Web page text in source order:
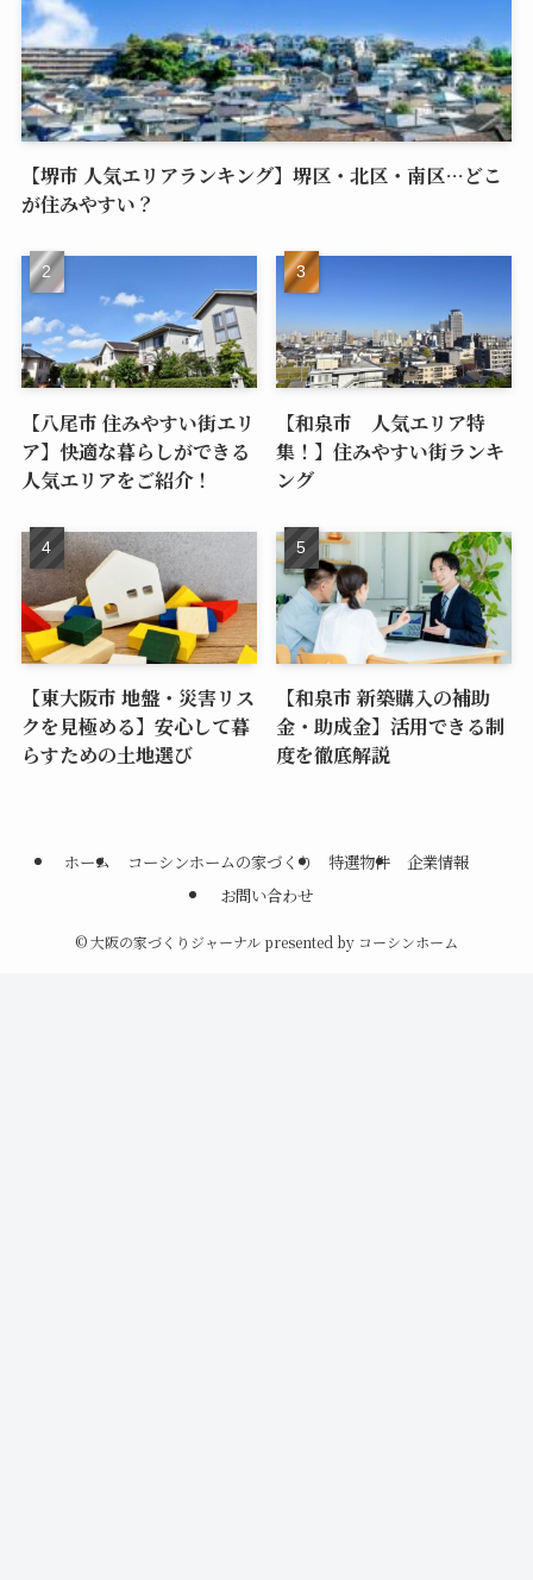
【堺市 人気エリアランキング】堺区・北区・南区…どこ
が住みやすい？
【八尾市 住みやすい街エリ
ア】快適な暮らしができる
人気エリアをご紹介！
【和泉市 人気エリア特
集！】住みやすい街ランキ
ング
【東大阪市 地盤・災害リス
クを見極める】安心して暮
らすための土地選び
【和泉市 新築購入の補助
金・助成金】活用できる制
度を徹底解説
ホーム コーシンホームの家づくり 特選物件
企業情報
お問い合わせ
©大阪の家づくりジャーナル presented by コーシンホーム